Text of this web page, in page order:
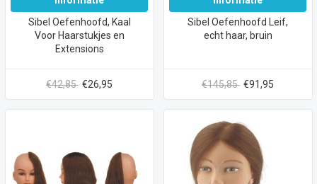
Sibel Oefenhoofd, Kaal
Voor Haarstukjes en
Extensions
€42,85 €26,95
Sibel Oefenhoofd Leif,
echt haar, bruin
€145,85 €91,95